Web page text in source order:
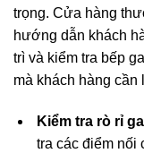
trọng. Cửa hàng
hướng dẫn khách
trì và kiểm tra bếp
mà khách hàng cần
Kiểm tra rò rỉ
tra các điểm nối